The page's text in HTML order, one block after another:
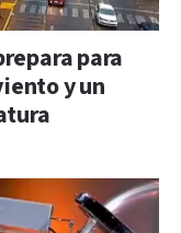
para
y un